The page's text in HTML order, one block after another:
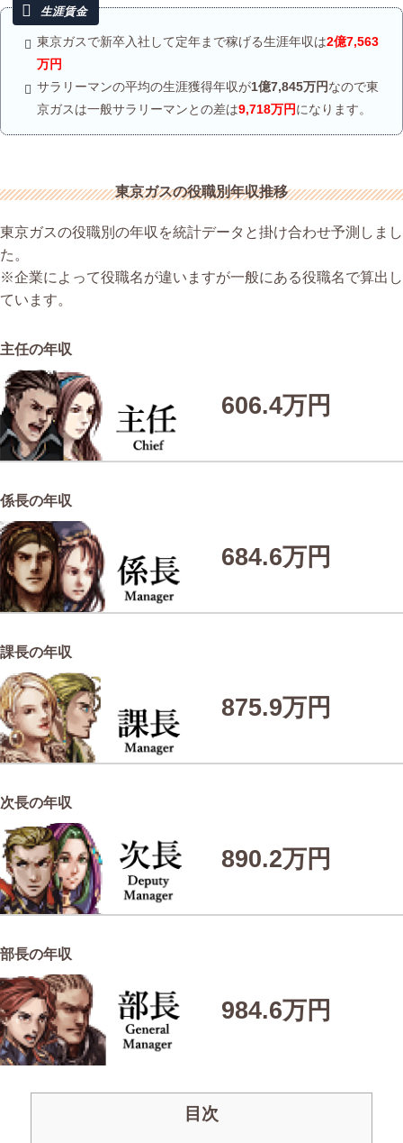
東京ガスで新卒入社して定年まで稼げる生涯年収は2億7,563
万円
サラリーマンの平均の生涯獲得年収が1億7,845万円なので東
京ガスは一般サラリーマンとの差は9,718万円になります。
東京ガスの役職別年収推移
東京ガスの役職別の年収を統計データと掛け合わせ予測しまし
た。
※企業によって役職名が違いますが一般にある役職名で算出し
ています。
主任の年収
606.4万円
係長の年収
684.6万円
課長の年収
875.9万円
次長の年収
890.2万円
部長の年収
984.6万円
目次